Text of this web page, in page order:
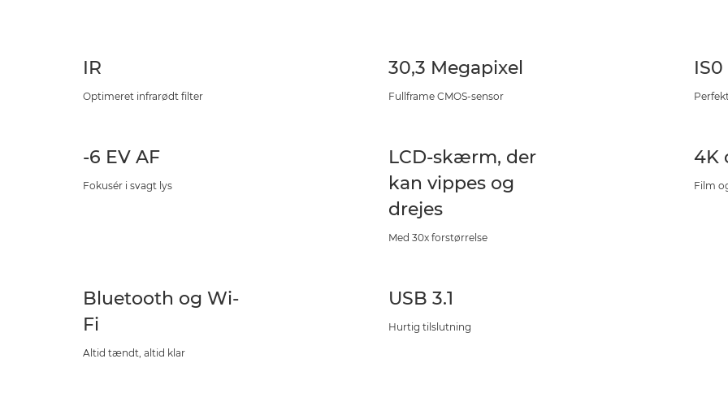
IR
Optimeret infrarødt filter
30,3 Megapixel
Fullframe CMOS-sensor
-6 EV AF
Fokusér i svagt lys
LCD-skærm, der
kan vippes og
drejes
Med 30x forstørrelse
4K
Film
Bluetooth og Wi-
Fi
Altid tændt, altid klar
USB 3.1
Hurtig tilslutning